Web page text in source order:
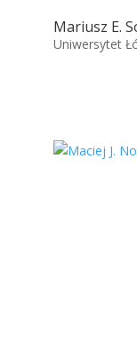
Mariusz E.
Uniwersytet